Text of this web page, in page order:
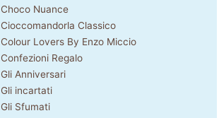
Choco Nuance
Cioccomandorla Classico
Colour Lovers By Enzo Miccio
Confezioni Regalo
Gli Anniversari
Gli incartati
Gli Sfumati